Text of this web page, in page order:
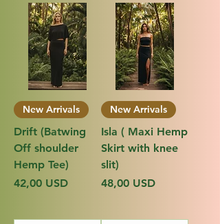
New Arrivals
Drift (Batwing
Off shoulder
Hemp Tee)
Ціна
42,00 USD
New Arrivals
Isla ( Maxi Hemp
Skirt with knee
slit)
Ціна
48,00 USD